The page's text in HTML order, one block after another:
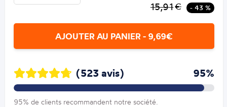
15,91€ - 43 %
AJOUTER AU PANIER - 9,69€
(523 avis) 95%
95% de clients recommandent notre société.